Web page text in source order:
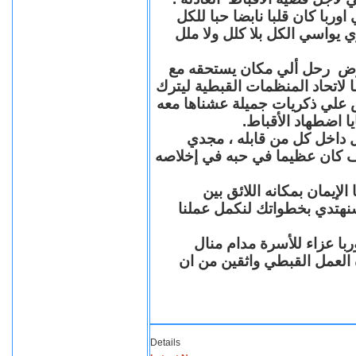
كان قلبا نابضا حبا للكل
يواسي الكل بلا كلل ولا ملل
رحل ألي مكان يستحقه مع
المنظمات القبطية ليترك
علي ذكريات جميلة عشناها معه
اضطهاد الأقباط.
داخل كل من قابله ، مجدي
عظيما في حبه في إخلاصه
بمكانه اللائق بين
بخطواتك لنكمل عملنا
عزاء للأسرة مدام منال
العمل القبطي واثقين من ان
Details